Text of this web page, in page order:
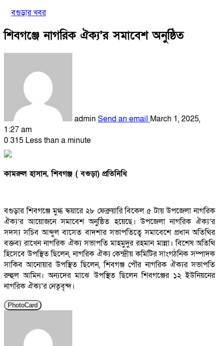
বগুড়ার খবর
শিবগঞ্জে নাগরিক ঐক্য’র সমাবেশ অনুষ্ঠিত
admin Send an email March 1, 2025,
1:27 am
0 315 Less than a minute
কামরুল হাসান, শিবগঞ্জ ( বগুড়া) প্রতিনিধি
বগুড়ার শিবগঞ্জে মুগ্ধ স্কয়ারে ২৮ ফেব্রুয়ারি বিকেল ৫ টায় উপজেলা নাগরিক
ঐক্য’র আয়োজনে সমাবেশ অনুষ্ঠিত হয়েছে। উপজেলা নাগরিক ঐক্য’র
সদস্য সচিব আব্দুল বাসেত বাদশার সভাপতিত্বে সমাবেশে প্রধান অতিথির
বক্তব্য রাখেন নাগরিক ঐক্য সভাপতি মাহমুদুর রহমান মান্না। বিশেষ অতিথি
হিসেবে উপস্থিত ছিলেন, নাগরিক ঐক্য কেন্দ্রীয় কমিটির সাংগঠনিক সম্পাদক
সাকিব আনোয়ার উপস্থিত ছিলেন, শিবগঞ্জ পৌর নাগরিক ঐক্যর সভাপতি
রুহুল আমিন। অন্যদের মাঝে উপস্থিত ছিলেন শিবগঞ্জের ১২ ইউনিয়নের
নাগরিক ঐক্য’র নেতৃবৃন্দ।
PhotoCard